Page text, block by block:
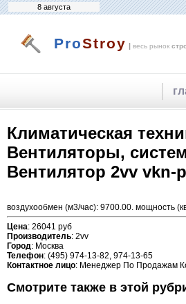
8 августа
ProStroy | весь рынок
Климатическая
Вентиляторы,
Вентилятор 2vv vkn-
воздухообмен (м3/час): 9700.00. мощность
Цена: 26041 руб
Производитель: 2vv
Город: Москва
Телефон: (495) 974-13-82, 974-13-65
Контактное лицо: Менеджер По Продажам
Смотрите также в этой